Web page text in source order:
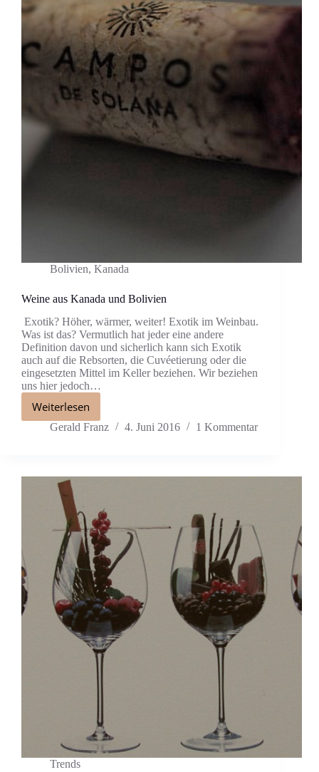
Bolivien, Kanada
Weine aus Kanada und Bolivien
Exotik? Höher, wärmer, weiter! Exotik im Weinbau.
Was ist das? Vermutlich hat jeder eine andere
Definition davon und sicherlich kann sich Exotik
auch auf die Rebsorten, die Cuvéetierung oder die
eingesetzten Mittel im Keller beziehen. Wir beziehen
uns hier jedoch…
Weiterlesen
Gerald Franz 4. Juni 2016 1 Kommentar
Trends